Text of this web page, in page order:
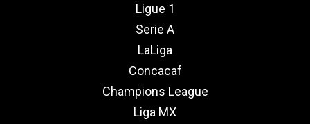
Ligue 1
Serie A
LaLiga
Concacaf
Champions League
Liga MX